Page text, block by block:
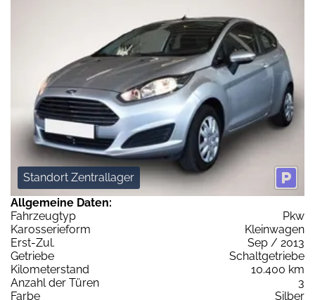
Standort Zentrallager
Allgemeine Daten:
Fahrzeugtyp
Pkw
Karosserieform
Kleinwagen
Erst-Zul.
Sep / 2013
Getriebe
Schaltgetriebe
Kilometerstand
10.400 km
Anzahl der Türen
3
Farbe
Silber